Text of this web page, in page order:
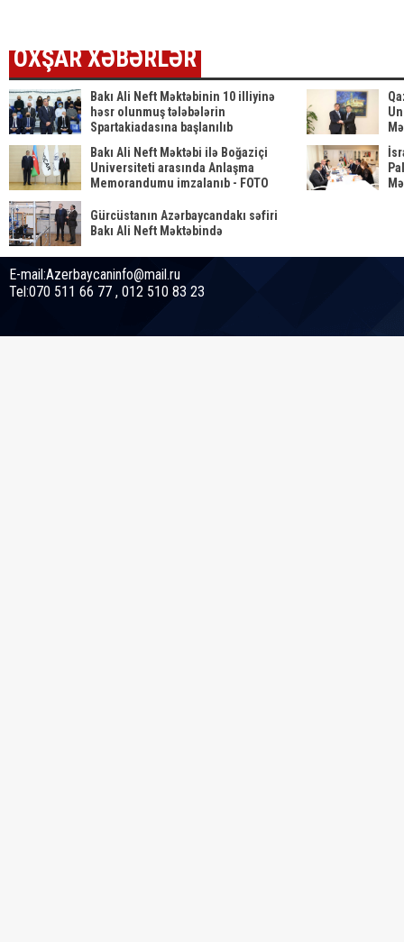
OXŞAR XƏBƏRLƏR
Bakı Ali Neft Məktəbinin 10 illiyinə
həsr olunmuş tələbələrin
Spartakiadasına başlanılıb
Bakı Ali Neft Məktəbi ilə Boğaziçi
Universiteti arasında Anlaşma
Memorandumu imzalanıb - FOTO
Gürcüstanın Azərbaycandakı səfiri
Bakı Ali Neft Məktəbində
E-mail:Azerbaycaninfo@mail.ru
Tel:070 511 66 77 , 012 510 83 23